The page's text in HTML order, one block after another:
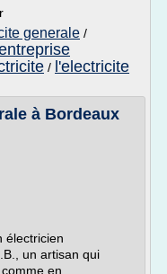
generale /
/ l'electricite
à Bordeaux
électricien
un artisan qui
en